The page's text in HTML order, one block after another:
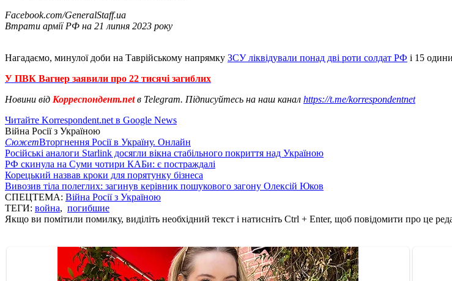
Facebook.com/GeneralStaff.ua
Втрати армії РФ на 21 липня 2023 року
Нагадаємо, минулої доби на Таврійському напрямку ЗСУ ліквідували понад дві роти солдат РФ і 15
У ПВК Вагнер заявили про 22 тисячі загиблих
Новини від Корреспондент.netв Telegram. Підписуйтесь на наш канал https://t.me/korrespondentnet
Читайте Korrespondent.net в Google News
Війна Росії з Україною
СюжетВторгнення Росії в Україну. Онлайн
Російські аналоги Starlink досягли вікна стабільного покриття над Україною
РФ скинула на Суми чотири КАБи: є постраждалі
Корецький назвав кроки для порятунку бізнеса
Вивозив тіла полеглих: загинув керівник пошукового загону Олексій Юков
СПЕЦТЕМА: Війна Росії з Україною
ТЕГИ: война, погибшие
Якщо ви помітили помилку, виділіть необхідний текст і натисніть Ctrl + Enter, щоб повідомити про це